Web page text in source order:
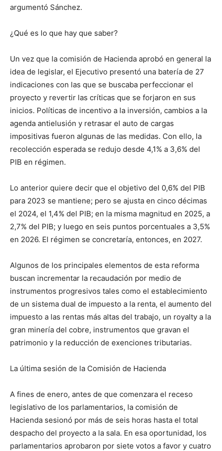
argumentó Sánchez.
¿Qué es lo que hay que saber?
Un vez que la comisión de Hacienda aprobó en general la
idea de legislar, el Ejecutivo presentó una batería de 27
indicaciones con las que se buscaba perfeccionar el
proyecto y revertir las críticas que se forjaron en sus
inicios. Políticas de incentivo a la inversión, cambios a la
agenda antielusión y retrasar el auto de cargas
impositivas fueron algunas de las medidas. Con ello, la
recolección esperada se redujo desde 4,1% a 3,6% del
PIB en régimen.
Lo anterior quiere decir que el objetivo del 0,6% del PIB
para 2023 se mantiene; pero se ajusta en cinco décimas
el 2024, el 1,4% del PIB; en la misma magnitud en 2025, a
2,7% del PIB; y luego en seis puntos porcentuales a 3,5%
en 2026. El régimen se concretaría, entonces, en 2027.
Algunos de los principales elementos de esta reforma
buscan incrementar la recaudación por medio de
instrumentos progresivos tales como el establecimiento
de un sistema dual de impuesto a la renta, el aumento del
impuesto a las rentas más altas del trabajo, un royalty a la
gran minería del cobre, instrumentos que gravan el
patrimonio y la reducción de exenciones tributarias.
La última sesión de la Comisión de Hacienda
A fines de enero, antes de que comenzara el receso
legislativo de los parlamentarios, la comisión de
Hacienda sesionó por más de seis horas hasta el total
despacho del proyecto a la sala. En esa oportunidad, los
parlamentarios aprobaron por siete votos a favor y cuatro